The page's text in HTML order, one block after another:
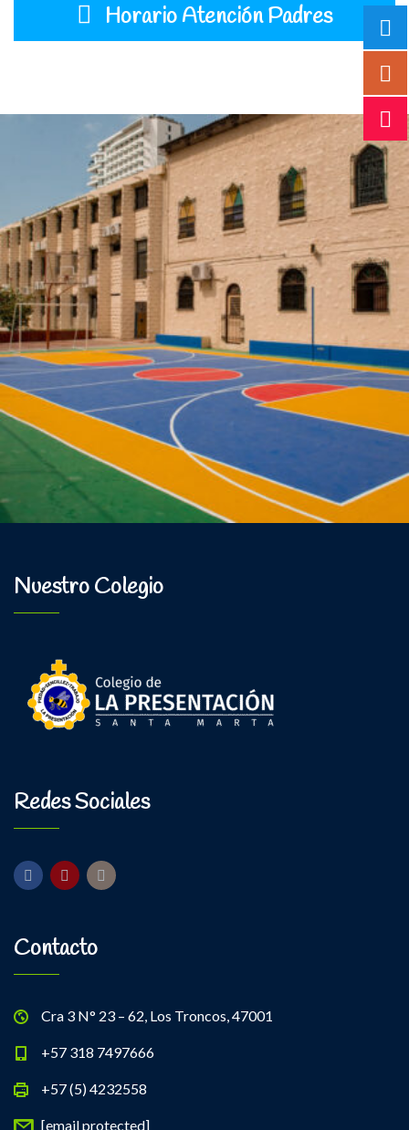
Horario Atención Padres
Nuestro Colegio
Redes Sociales
Contacto
Cra 3 N° 23 – 62, Los Troncos, 47001
+57 318 7497666
+57 (5) 4232558
[email protected]